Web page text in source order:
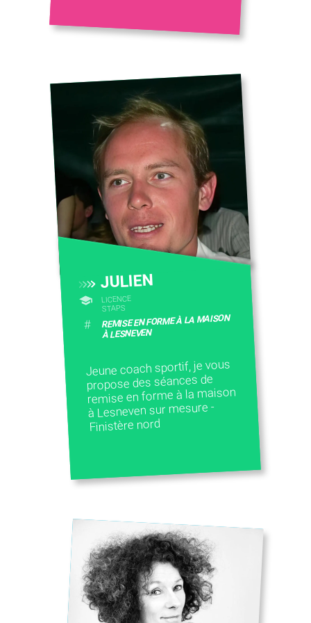
JULIEN
LICENCE
STAPS
# REMISE EN FORME À LA MAISON
À LESNEVEN
Jeune coach sportif, je vous
propose des séances de
remise en forme à la maison
à Lesneven sur mesure -
Finistère nord